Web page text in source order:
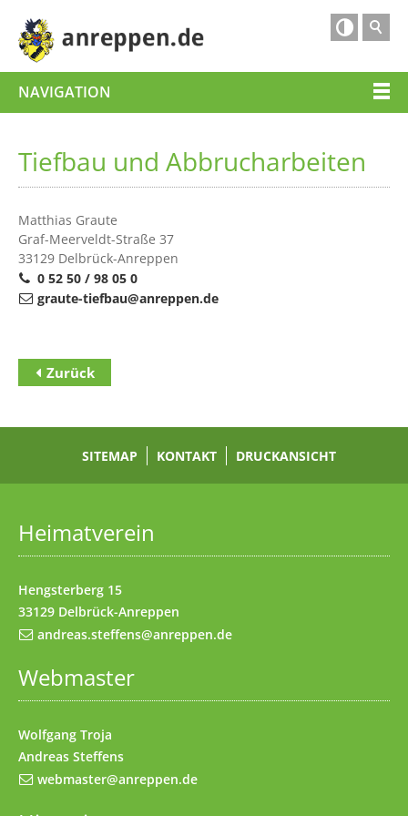

NAVIGATION
Tiefbau und Abbrucharbeiten
Matthias Graute
Graf-Meerveldt-Straße 37
33129 Delbrück-Anreppen
0 52 50 / 98 05 0
graute-tiefbau@anreppen.de
Zurück
Zur Hauptnavigation(Access key h)
Zur Unternavigation
(Access key u)
Startseite(Access key 1)
Impressum(Access key 8)
Kontakt(Access key 9)
SITEMAP KONTAKT DRUCKANSICHT
Heimatverein
Hengsterberg 15
33129 Delbrück-Anreppen
andreas.steffens@anreppen.de
Webmaster
Wolfgang Troja
Andreas Steffens
webmaster@anreppen.de